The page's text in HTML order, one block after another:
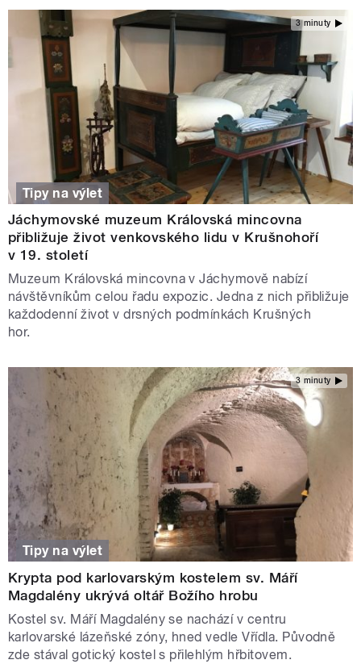
3 minuty
Tipy na výlet
Jáchymovské muzeum Královská mincovna
přibližuje život venkovského lidu v Krušnohoří
v 19. století
Muzeum Královská mincovna v Jáchymově nabízí
návštěvníkům celou řadu expozic. Jedna z nich přibližuje
každodenní život v drsných podmínkách Krušných
hor.
3 minuty
Tipy na výlet
Krypta pod karlovarským kostelem sv. Máří
Magdalény ukrývá oltář Božího hrobu
Kostel sv. Máří Magdalény se nachází v centru
karlovarské lázeňské zóny, hned vedle Vřídla. Původně
zde stával gotický kostel s přilehlým hřbitovem.